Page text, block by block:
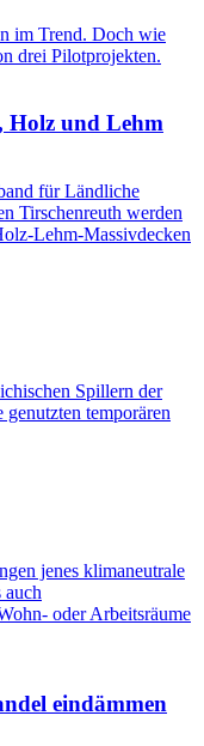
im Trend. Doch wie
drei Pilotprojekten.
Holz und Lehm
für Ländliche
Tirschenreuth werden
Lehm-Massivdecken
Spillern der
genutzten temporären
jenes klimaneutrale
auch
oder Arbeitsräume
eindämmen